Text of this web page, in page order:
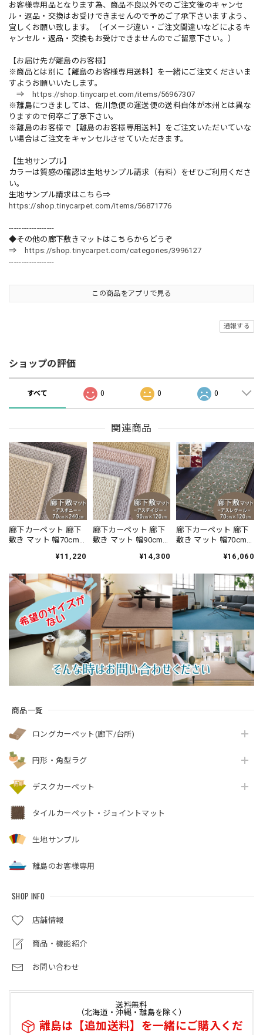
商品一覧
ロングカーペット(廊下/台所)
円形・角型ラグ
デスクカーペット
タイルカーペット・ジョイントマット
生地サンプル
離島のお客様専用
SHOP INFO
店舗情報
商品・機能紹介
お問い合わせ
送料無料
（北海道・沖縄・離島を除く）
離島は【追加送料】を一緒にご購入くだ
お客様専用品となります為、商品不良以外でのご注文後のキャンセ
ル・返品・交換はお受けできませんので予めご了承下さいますよう、
宜しくお願い致します。（イメージ違い・ご注文間違いなどによるキ
ャンセル・返品・交換もお受けできませんのでご留意下さい。）
【お届け先が離島のお客様】
※商品とは別に【離島のお客様専用送料】を一緒にご注文くださいま
すようお願いいたします。
⇒
https://shop.tinycarpet.com/items/56967307
※離島につきましては、佐川急便の運送便の送料自体が本州とは異な
りますので何卒ご了承下さい。
※離島のお客様で【離島のお客様専用送料】をご注文いただいていな
い場合はご注文をキャンセルさせていただきます。
【生地サンプル】
カラーは質感の確認は生地サンプル請求（有料）をぜひご利用くださ
い。
生地サンプル請求はこちら⇒
https://shop.tinycarpet.com/items/56871776
------------------
◆その他の廊下敷きマットはこちらからどうぞ
⇒
https://shop.tinycarpet.com/categories/3996127
------------------
この商品をアプリで見る
通報する
ショップの評価
すべて 0 0 0
関連商品
廊下カーペット 廊下
敷き マット 幅70cm×
く遊び毛出にくい素
い♪ 波紋のような上
質感のあるテクスチ
ャー 無地 ループ カー
ペット全3色 防炎ラベ
ル付『アスボニ
ー/BNI』
¥11,220
廊下カーペット 廊下
敷き マット 幅90cm×
ーズ カーペット「消
効果でイヤな臭いの
元を90％以上カッ
ト！優しい色合いの
天然素材ウール100％
無地 ループ カーペッ
ト全4色 防炎ラベル付
『アスデイジ
ー/DSY』
¥14,300
廊下カーペット 廊下
敷き マット 幅70cm×
やかなグレード感あ
耐久性に優れたウィ
ルトン織カーペット
全4色 防炎ラベル付
『アスレヴー
ル/REV』
¥16,060